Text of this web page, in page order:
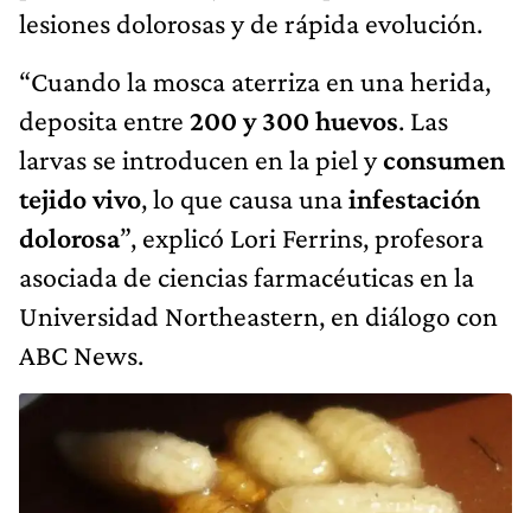
lesiones dolorosas y de rápida evolución.
“Cuando la mosca aterriza en una herida,
deposita entre 200 y 300 huevos. Las
larvas se introducen en la piel yconsumen
tejido vivo, lo que causa unainfestación
dolorosa”, explicó Lori Ferrins, profesora
asociada de ciencias farmacéuticas en la
Universidad Northeastern, en diálogo con
ABC News.